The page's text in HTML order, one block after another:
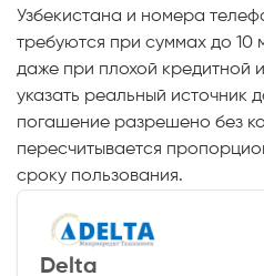
Узбекистана и номера
требуются при суммах до 10
даже при плохой кредитной
указать реальный источник
погашение разрешено без
пересчитывается
сроку пользования.
Delta